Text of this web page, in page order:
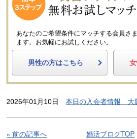
あなたのご希望条件にマッチする会員さ
ます。
お気軽にお試しください。
男性の方はこちら
2026年01月10日本日の入会者情報 大
« 前の記事へ 婚活ブログTOP